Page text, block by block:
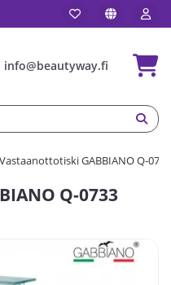
info@beautyway.fi
Vastaanottotiski GABBIANO Q-0733
Q-0733